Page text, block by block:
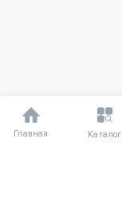
Главная Каталог